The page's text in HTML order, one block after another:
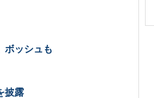
ボッシュも
披露